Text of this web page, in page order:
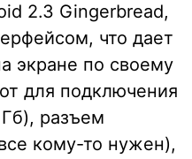
2.3 Gingerbread,
что дает
экране по своему
для подключения
разъем
кому-то нужен),